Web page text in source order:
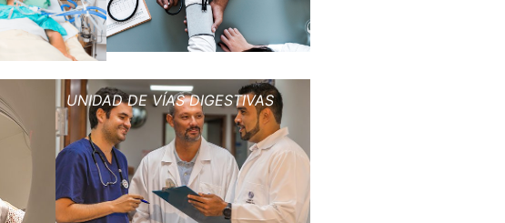
UNIDAD DE VÍAS DIGESTIVAS